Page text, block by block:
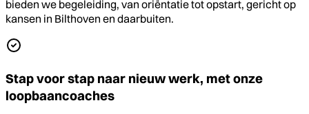
bieden we begeleiding, van oriëntatie tot opstart, gericht op
kansen in Bilthoven en daarbuiten.
Stap voor stap naar nieuw werk, met onze
loopbaancoaches